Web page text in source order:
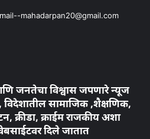
mahadarpan20@gmail.com
जनतेचा विश्वास जपणारे न्यूज
, विदेशातील सामाजिक ,शैक्षणिक,
क्रीडा, क्राईम राजकीय अशा
दिले जातात